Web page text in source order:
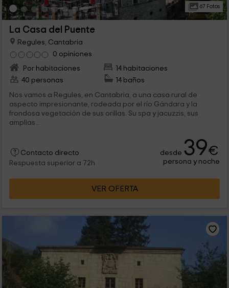
67 Fotos
La Casa del Puente
Regules, Cantabria
0 opiniones
Por habitaciones
14 habitaciones
40 personas
14 baños
Nos vamos a Regules, en Cantabria, a una casa rural de
aspecto impresionante, rodeada por el río Gándara y la
frondosa vegetación de sus orillas. Su spa y jacuzzis, sus
amplias...
Contacto directo
Respuesta superior a 72h
desde 39€
persona y noche
VER OFERTA